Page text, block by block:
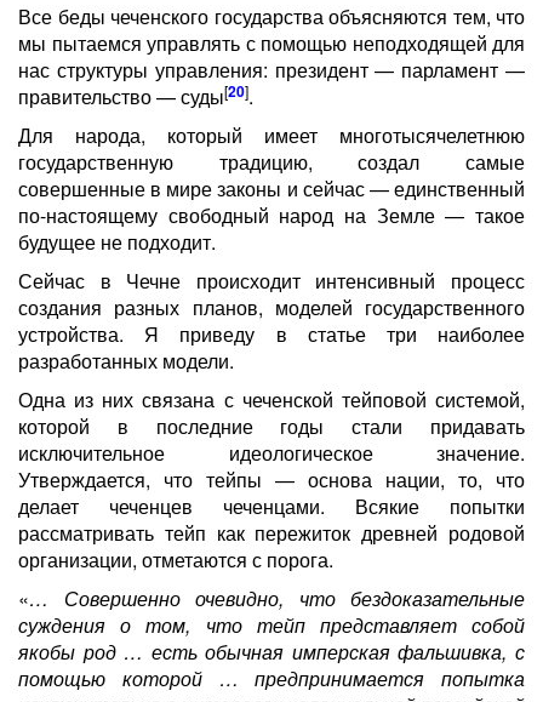
Все беды чеченского государства объясняются тем, что
мы пытаемся управлять с помощью неподходящей для
нас структуры управления: президент — парламент —
правительство — суды[20].
Для народа, который имеет многотысячелетнюю
государственную традицию, создал самые
совершенные в мире законы и сейчас — единственный
по-настоящему свободный народ на Земле — такое
будущее не подходит.
Сейчас в Чечне происходит интенсивный процесс
создания разных планов, моделей государственного
устройства. Я приведу в статье три наиболее
разработанных модели.
Одна из них связана с чеченской тейповой системой,
которой в последние годы стали придавать
исключительное идеологическое значение.
Утверждается, что тейпы — основа нации, то, что
делает чеченцев чеченцами. Всякие попытки
рассматривать тейп как пережиток древней родовой
организации, отметаются с порога.
«… Совершенно очевидно, что бездоказательные
суждения о том, что тейп представляет собой
якобы род … есть обычная имперская фальшивка, с
помощью которой … предпринимается попытка